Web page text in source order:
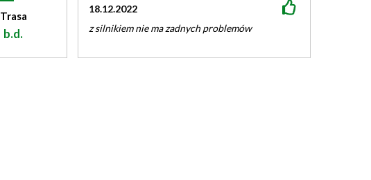
Trasa
b.d.
18.12.2022
z silnikiem nie ma zadnych problemów